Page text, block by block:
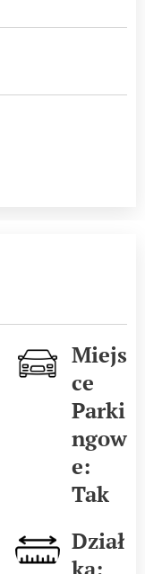
Miejs
ce
Parki
ngow
e:
Tak
Dział